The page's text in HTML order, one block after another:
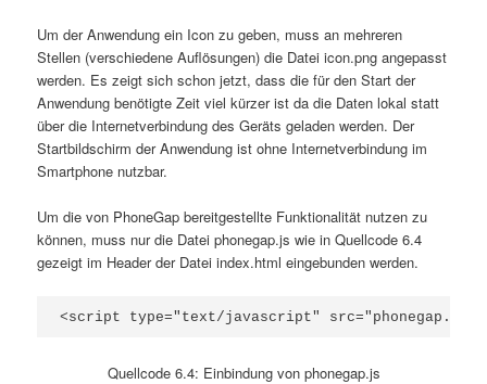
Um der Anwendung ein Icon zu geben, muss an mehreren
Stellen (verschiedene Auflösungen) die Datei icon.png angepasst
werden. Es zeigt sich schon jetzt, dass die für den Start der
Anwendung benötigte Zeit viel kürzer ist da die Daten lokal statt
über die Internetverbindung des Geräts geladen werden. Der
Startbildschirm der Anwendung ist ohne Internetverbindung im
Smartphone nutzbar.
Um die von PhoneGap bereitgestellte Funktionalität nutzen zu
können, muss nur die Datei phonegap.js wie in Quellcode 6.4
gezeigt im Header der Datei index.html eingebunden werden.
<script type="text/javascript" src="phonegap.js"
Quellcode 6.4: Einbindung von phonegap.js